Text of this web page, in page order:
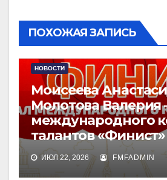
ПОХОЖАЯ ЗАПИСЬ
НОВОСТИ
Моисеева
Молотова Валерия
международного
талантов «Финист»
ИЮЛ 22, 2026 FMFADMIN